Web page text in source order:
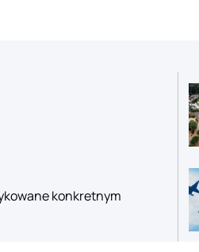
konkretnym